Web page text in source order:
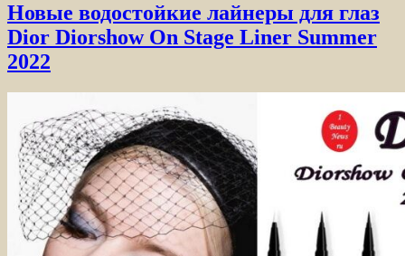
Новые водостойкие лайнеры для глаз
Dior Diorshow On Stage Liner Summer
2022